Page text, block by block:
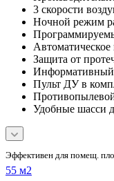
3 скорости
Ночной режим
Автоматическое
Защита от
Пульт ДУ в
Удобные шасси
Эффективен для помещ.
55 м2